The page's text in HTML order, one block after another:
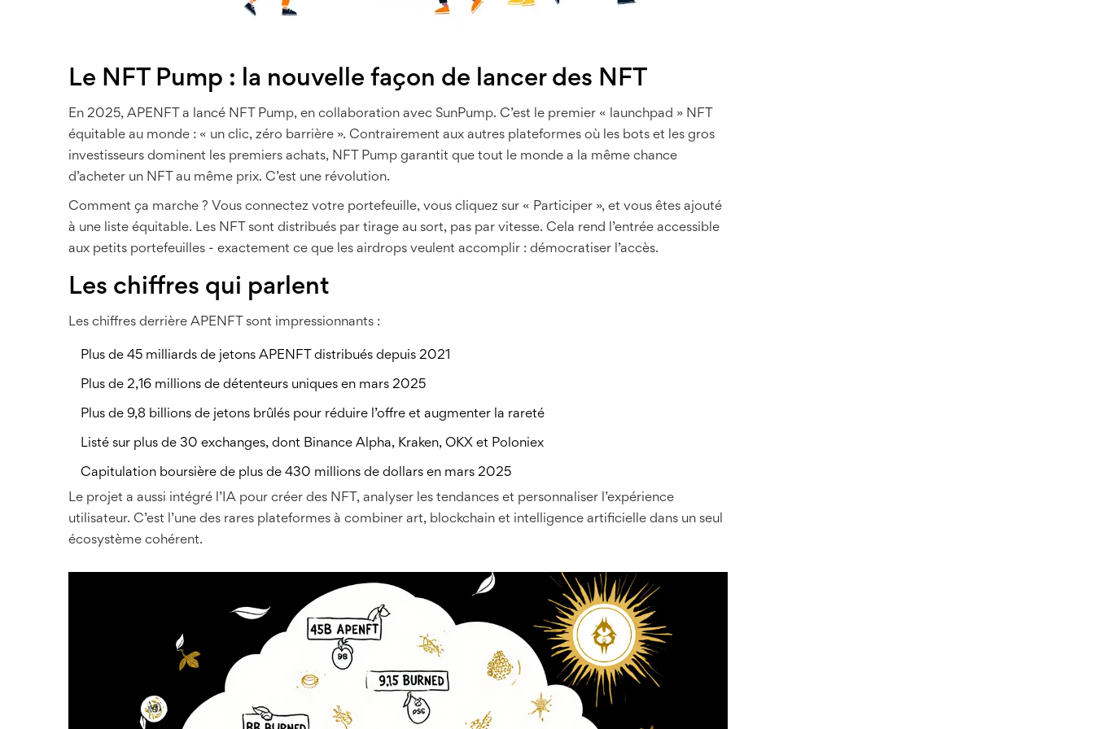
Le NFT Pump : la nouvelle façon de lancer des NFT
En 2025, APENFT a lancé NFT Pump, en collaboration avec SunPump. C’est le premier « launchpad » NFT
équitable au monde : « un clic, zéro barrière ». Contrairement aux autres plateformes où les bots et les gros
investisseurs dominent les premiers achats, NFT Pump garantit que tout le monde a la même chance
d’acheter un NFT au même prix. C’est une révolution.
Comment ça marche ? Vous connectez votre portefeuille, vous cliquez sur « Participer », et vous êtes ajouté
à une liste équitable. Les NFT sont distribués par tirage au sort, pas par vitesse. Cela rend l’entrée accessible
aux petits portefeuilles - exactement ce que les airdrops veulent accomplir : démocratiser l’accès.
Les chiffres qui parlent
Les chiffres derrière APENFT sont impressionnants :
Plus de 45 milliards de jetons APENFT distribués depuis 2021
Plus de 2,16 millions de détenteurs uniques en mars 2025
Plus de 9,8 billions de jetons brûlés pour réduire l’offre et augmenter la rareté
Listé sur plus de 30 exchanges, dont Binance Alpha, Kraken, OKX et Poloniex
Capitulation boursière de plus de 430 millions de dollars en mars 2025
Le projet a aussi intégré l’IA pour créer des NFT, analyser les tendances et personnaliser l’expérience
utilisateur. C’est l’une des rares plateformes à combiner art, blockchain et intelligence artificielle dans un seul
écosystème cohérent.